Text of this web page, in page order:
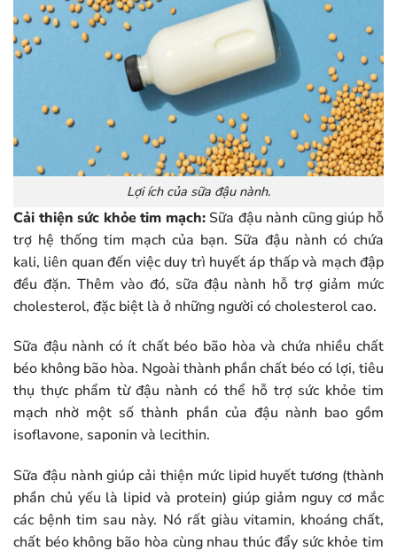
Lợi ích của sữa đậu nành.
Cải thiện sức khỏe tim mạch:Sữa đậu nành cũng giúp hỗ
trợ hệ thống tim mạch của bạn. Sữa đậu nành có chứa
kali, liên quan đến việc duy trì huyết áp thấp và mạch đập
đều đặn. Thêm vào đó, sữa đậu nành hỗ trợ giảm mức
cholesterol, đặc biệt là ở những người có cholesterol cao.
Sữa đậu nành có ít chất béo bão hòa và chứa nhiều chất
béo không bão hòa. Ngoài thành phần chất béo có lợi, tiêu
thụ thực phẩm từ đậu nành có thể hỗ trợ sức khỏe tim
mạch nhờ một số thành phần của đậu nành bao gồm
isoflavone, saponin và lecithin.
Sữa đậu nành giúp cải thiện mức lipid huyết tương (thành
phần chủ yếu là lipid và protein) giúp giảm nguy cơ mắc
các bệnh tim sau này. Nó rất giàu vitamin, khoáng chất,
chất béo không bão hòa cùng nhau thúc đẩy sức khỏe tim